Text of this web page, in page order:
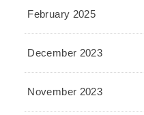
February 2025
December 2023
November 2023